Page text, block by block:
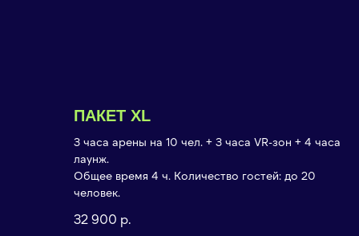
ПАКЕТ XL
3 часа арены на 10 чел. + 3 часа VR-зон + 4 часа
лаунж.
Общее время 4 ч. Количество гостей: до 20
человек.
32 900 р.